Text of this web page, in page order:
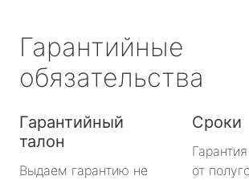
Гарантийные
обязательства
Гарантийный
талон
Выдаем гарантию не
Сроки
от